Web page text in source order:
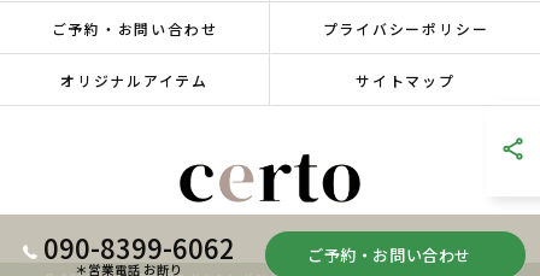
090-8399-6062
＊営業電話 お断り
ご予約・お問い合わせ
ご予約・お問い合わせ プライバシーポリシー
オリジナルアイテム サイトマップ